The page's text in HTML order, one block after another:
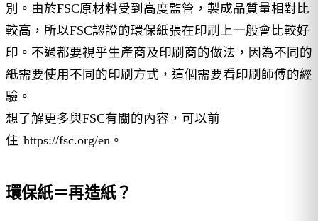
別。由於FSC原材料受到高度監管，製成品質量相對比
較高，所以FSC認證的環保紙張在印刷上一般會比較好
印。不過都要視乎生產商及印刷商的做法，因為不同的
紙需要使用不同的印刷方式，這個需要看印刷師傅的經
驗。
想了解更多與FSC有關的內容，可以前
住 https://fsc.org/en。
環保紙＝再造紙？